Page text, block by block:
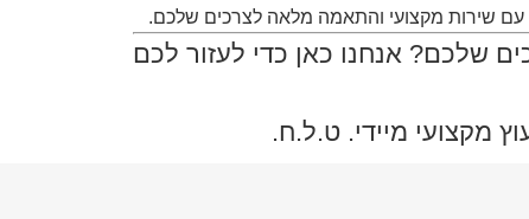
עם שירות מקצועי והתאמה מלאה לצרכים שלכם.
שלכם? אנחנו כאן כדי לעזור לכם
מקצועי מיידי. ט.ל.ח.